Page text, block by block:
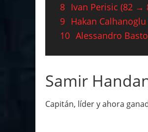
8 Ivan Perisic (82 →
9 Hakan
10 Alessandro
Samir
Capitán, líder y ahora